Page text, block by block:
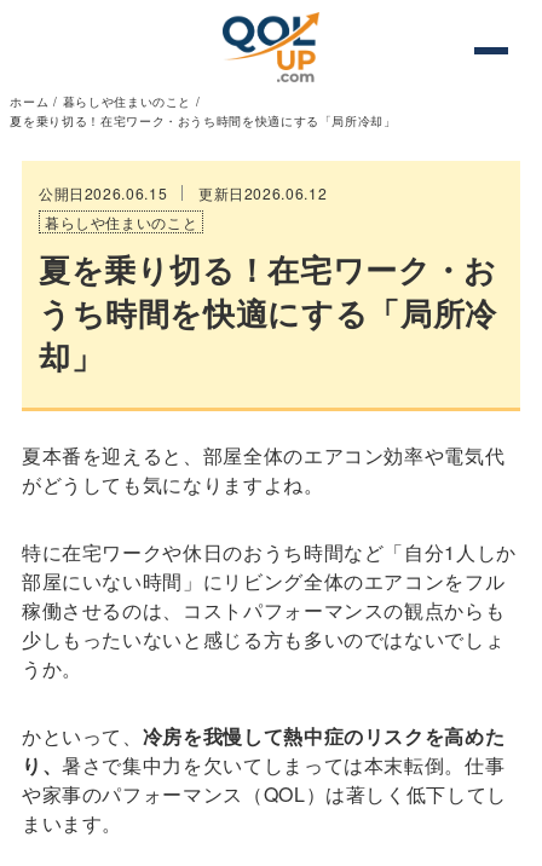
ホーム / 暮らしや住まいのこと /
夏を乗り切る！在宅ワーク・おうち時間を快適にする「局所冷却」
公開日2026.06.15
更新日2026.06.12
暮らしや住まいのこと
夏を乗り切る！在宅ワーク・お
うち時間を快適にする「局所冷
却」
夏本番を迎えると、部屋全体のエアコン効率や電気代
がどうしても気になりますよね。
特に在宅ワークや休日のおうち時間など「自分1人しか
部屋にいない時間」にリビング全体のエアコンをフル
稼働させるのは、コストパフォーマンスの観点からも
少しもったいないと感じる方も多いのではないでしょ
うか。
かといって、 冷房を我慢して熱中症のリスクを高めた
り、暑さで集中力を欠いてしまっては本末転倒。仕事
や家事のパフォーマンス（QOL）は著しく低下してし
まいます。